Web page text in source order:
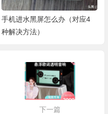
手机进水黑屏怎么办（对应4
种解决方法）
下一篇